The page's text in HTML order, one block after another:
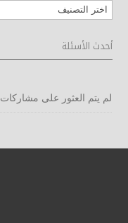
فئات
المقالات
أحدث الأسئلة
لم يتم العثور على مشاركات